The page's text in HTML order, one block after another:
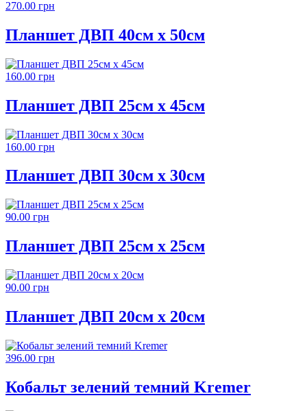
270.00 грн
Планшет ДВП 40см х 50см
160.00 грн
Планшет ДВП 25см х 45см
160.00 грн
Планшет ДВП 30см х 30см
90.00 грн
Планшет ДВП 25см х 25см
90.00 грн
Планшет ДВП 20см х 20см
396.00 грн
Кобальт зелений темний Kremer